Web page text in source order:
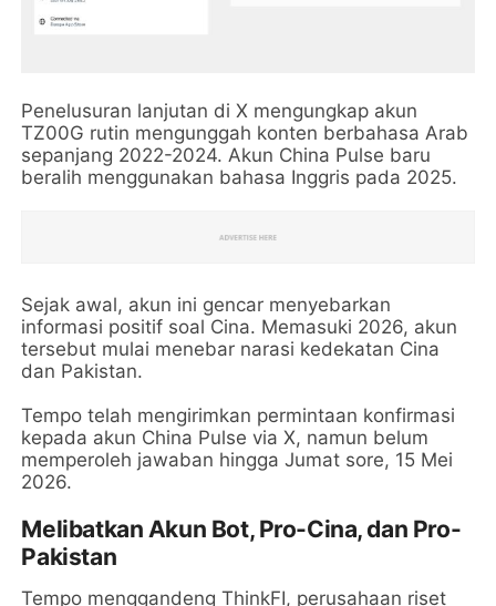
Penelusuran lanjutan di X mengungkap akun
TZ00G rutin mengunggah konten berbahasa Arab
sepanjang 2022-2024. Akun China Pulse baru
beralih menggunakan bahasa Inggris pada 2025.
Sejak awal, akun ini gencar menyebarkan
informasi positif soal Cina. Memasuki 2026, akun
tersebut mulai menebar narasi kedekatan Cina
dan Pakistan.
Tempo telah mengirimkan permintaan konfirmasi
kepada akun China Pulse via X, namun belum
memperoleh jawaban hingga Jumat sore, 15 Mei
2026.
Melibatkan Akun Bot, Pro-Cina, dan Pro-
Pakistan
Tempo menggandeng ThinkFI, perusahaan riset